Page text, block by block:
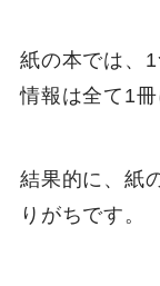
紙の本では、
情報は全て1
結果的に、紙
りがちです。